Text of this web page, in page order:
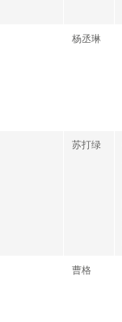
杨丞琳
苏打绿
曹格